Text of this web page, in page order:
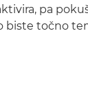
pa
biste točno